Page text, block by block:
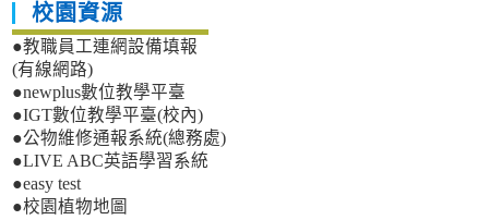
校園資源
●教職員工連網設備填報
(有線網路)
●newplus數位教學平臺
●IGT數位教學平臺(校內)
●公物維修通報系統(總務處)
●LIVE ABC英語學習系統
●easy test
●校園植物地圖